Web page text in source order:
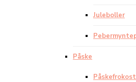
Juleboller
Påske